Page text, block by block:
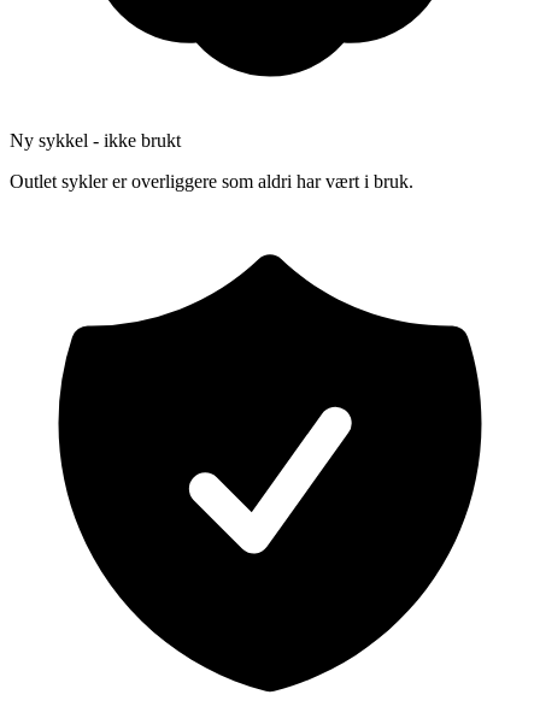
Ny sykkel - ikke brukt
Outlet sykler er overliggere som aldri har vært i bruk.